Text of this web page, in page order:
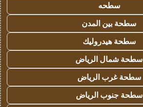
سطحه
سطحة بين المدن
سطحة هيدروليك
سطحة شمال الرياض
سطحة غرب الرياض
سطحة جنوب الرياض